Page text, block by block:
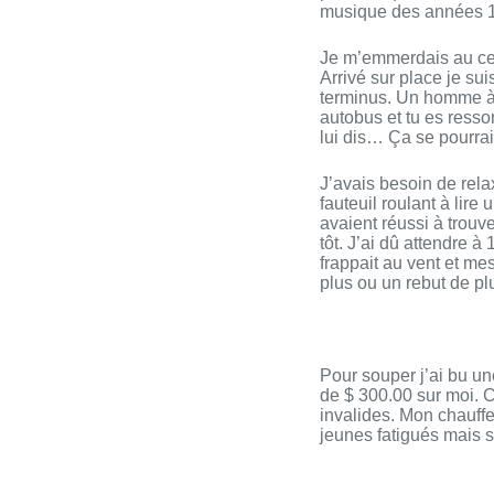
musique des années
Je m’emmerdais au
Arrivé sur place je
terminus. Un homme
autobus et tu es
lui dis… Ça se
J’avais besoin de
fauteuil roulant à lire
avaient réussi à
tôt. J’ai dû attendre à
frappait au vent et
plus ou un rebut de
Pour souper j’ai bu
de $ 300.00 sur moi.
invalides. Mon
jeunes fatigués mais